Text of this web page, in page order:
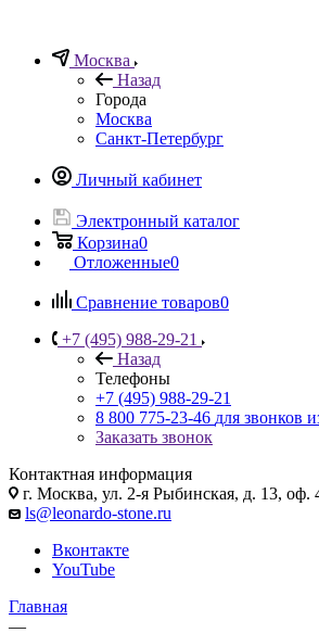
Москва
Назад
Города
Москва
Санкт-Петербург
Личный кабинет
Электронный каталог
Корзина0
Отложенные0
Сравнение товаров0
+7 (495) 988-29-21
Назад
Телефоны
+7 (495) 988-29-21
8 800 775-23-46 для звонков
Заказать звонок
Контактная информация
г. Москва, ул. 2-я Рыбинская, д. 13, оф.
ls@leonardo-stone.ru
Вконтакте
YouTube
Главная
—